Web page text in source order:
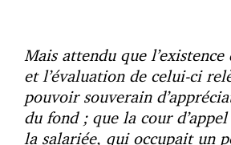
Mais attendu que l’existence
et l’évaluation de celui-ci
pouvoir souverain
du fond ; que la cour
la salariée, qui occupait un